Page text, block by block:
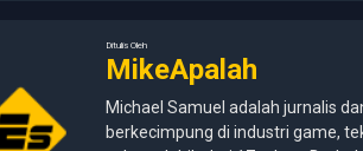
Ditulis Oleh
MikeApalah
Michael Samuel adalah jurnalis
berkecimpung di industri game,